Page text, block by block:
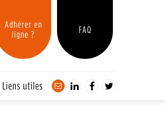
Adhérer en
ligne ?
FAQ
Liens utiles